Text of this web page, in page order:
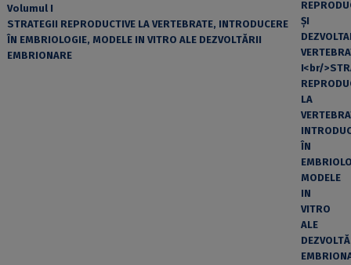
Volumul I
STRATEGII REPRODUCTIVE LA VERTEBRATE, INTRODUCERE
ÎN EMBRIOLOGIE, MODELE IN VITRO ALE DEZVOLTĂRII
EMBRIONARE